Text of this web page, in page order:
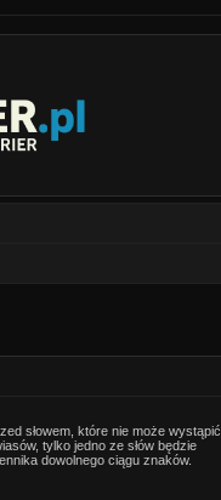
słowem, które nie może wystąpić.
tylko jedno ze słów będzie
dowolnego ciągu znaków.